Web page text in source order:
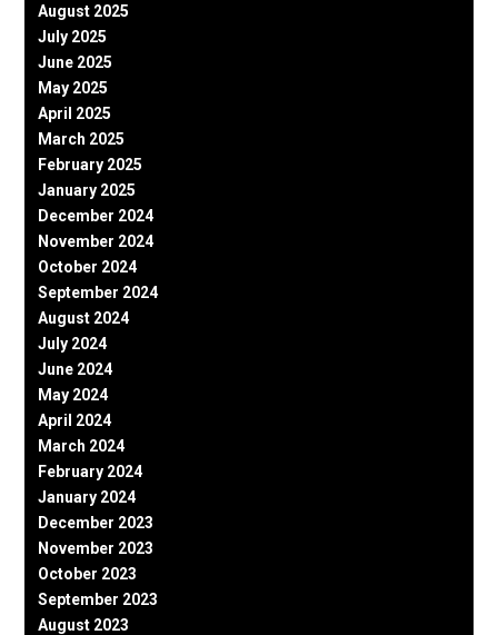
August 2025
July 2025
June 2025
May 2025
April 2025
March 2025
February 2025
January 2025
December 2024
November 2024
October 2024
September 2024
August 2024
July 2024
June 2024
May 2024
April 2024
March 2024
February 2024
January 2024
December 2023
November 2023
October 2023
September 2023
August 2023